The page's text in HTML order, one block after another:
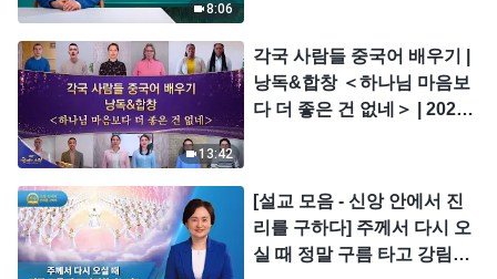
8:06
13:42
각국 사람들 중국어 배우기 |
낭독&합창 ＜하나님 마음보
다 더 좋은 건 없네＞ | 2026
[설교 모음 - 신앙 안에서 진
리를 구하다] 주께서 다시 오
실 때 정말 구름 타고 강림하